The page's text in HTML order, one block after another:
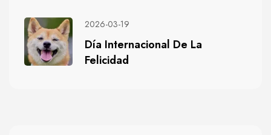
2026-03-19
Día Internacional De La
Felicidad